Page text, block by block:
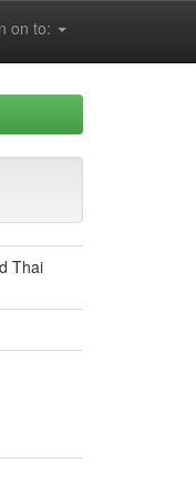
on to:
Thai